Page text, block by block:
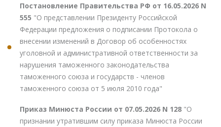
Постановление Правительства РФ от 16.05.2026 N
555 "О представлении Президенту Российской
Федерации предложения о подписании Протокола о
внесении изменений в Договор об особенностях
уголовной и административной ответственности за
нарушения таможенного законодательства
таможенного союза и государств - членов
таможенного союза от 5 июля 2010 года"
Приказ Минюста России от 07.05.2026 N 128 "О
признании утратившим силу приказа Минюста России